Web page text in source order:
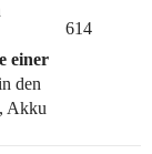
einer
den
Akku
614